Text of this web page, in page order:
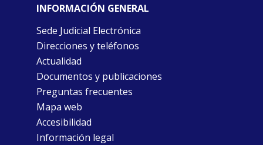
INFORMACIÓN GENERAL
Sede Judicial Electrónica
Direcciones y teléfonos
Actualidad
Documentos y publicaciones
Preguntas frecuentes
Mapa web
Accesibilidad
Información legal